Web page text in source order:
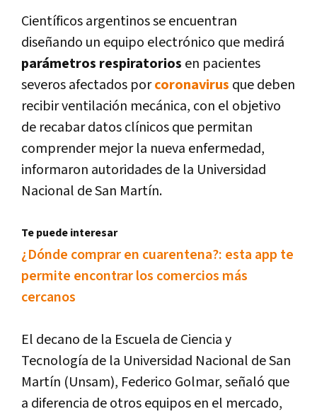
Científicos argentinos se encuentran
diseñando un equipo electrónico que medirá
parámetros respiratorios en pacientes
severos afectados porcoronavirus que deben
recibir ventilación mecánica, con el objetivo
de recabar datos clínicos que permitan
comprender mejor la nueva enfermedad,
informaron autoridades de la Universidad
Nacional de San Martín.
Te puede interesar
¿Dónde comprar en cuarentena?: esta app te
permite encontrar los comercios más
cercanos
El decano de la Escuela de Ciencia y
Tecnología de la Universidad Nacional de San
Martín (Unsam), Federico Golmar, señaló que
a diferencia de otros equipos en el mercado,